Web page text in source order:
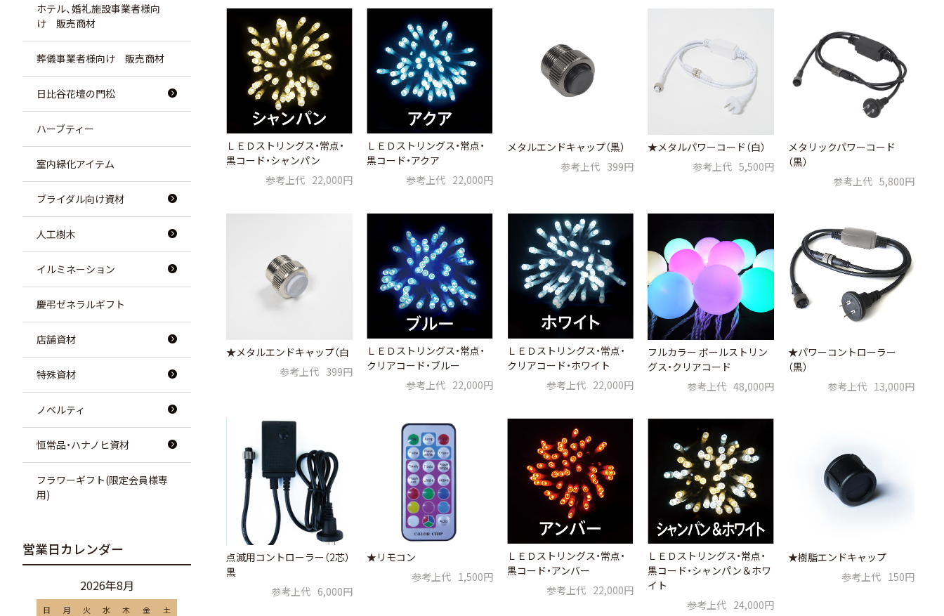
ＬＥＤストリングス・常点・
黒コード・シャンパン
参考上代 22,000円
ＬＥＤストリングス・常点・
黒コード・アクア
参考上代 22,000円
メタルエンドキャップ（黒）
参考上代 399円
★メタルパワーコード（白）
参考上代 5,500円
メタリックパワーコード
（黒）
参考上代 5,800円
★メタルエンドキャップ（白
参考上代 399円
ＬＥＤストリングス・常点・
クリアコード・ブルー
参考上代 22,000円
ＬＥＤストリングス・常点・
クリアコード・ホワイト
参考上代 22,000円
フルカラー ボールストリン
グス・クリアコード
参考上代 48,000円
★パワーコントローラー
（黒）
参考上代 13,000円
点滅用コントローラー（2芯）
黒
参考上代 6,000円
★リモコン
参考上代 1,500円
ＬＥＤストリングス・常点・
黒コード・アンバー
参考上代 22,000円
ＬＥＤストリングス・常点・
黒コード・シャンパン＆ホワ
イト
参考上代 24,000円
★樹脂エンドキャップ
参考上代 150円
ホテル、婚礼施設事業者様向
け 販売商材
葬儀事業者様向け 販売商材
日比谷花壇の門松
ハーブティー
室内緑化アイテム
ブライダル向け資材
人工樹木
イルミネーション
慶弔ゼネラルギフト
店舗資材
特殊資材
ノベルティ
恒常品・ハナノヒ資材
フラワーギフト(限定会員様専
用)
営業日カレンダー
2026年8月
日 月 火 水 木 金
土